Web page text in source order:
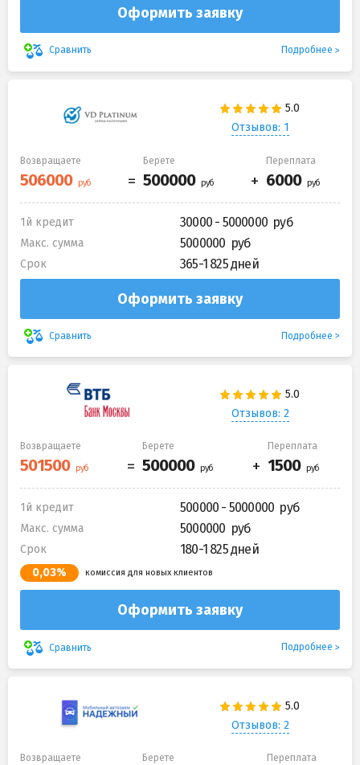
Оформить заявку
Сравнить Подробнее
Отзывов: 1
Возвращаете Берете Переплата
1й кредит 30000 - 5000000
Макс. сумма 5000000
Срок 365-1 825 дней
Оформить заявку
Сравнить Подробнее
Отзывов: 2
Возвращаете Берете Переплата
1й кредит 500000 - 5000000
Макс. сумма 5000000
Срок 180-1 825 дней
0,03% комиссия для новых клиентов
Оформить заявку
Сравнить Подробнее
Отзывов: 2
Возвращаете Берете Переплата